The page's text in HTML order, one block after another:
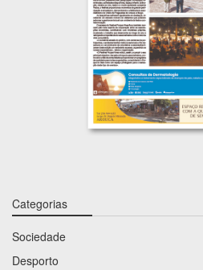
Categorias
Sociedade
Desporto